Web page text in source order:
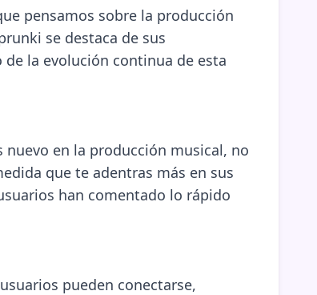
pensamos sobre la producción
se destaca de sus
la evolución continua de esta
nuevo en la producción musical, no
que te adentras más en sus
han comentado lo rápido
pueden conectarse,